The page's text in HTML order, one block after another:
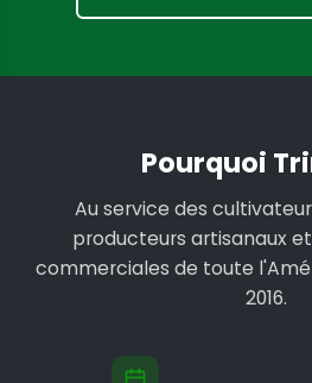
Pourquoi
Au service des
producteurs artisanaux
commerciales de toute
2016.